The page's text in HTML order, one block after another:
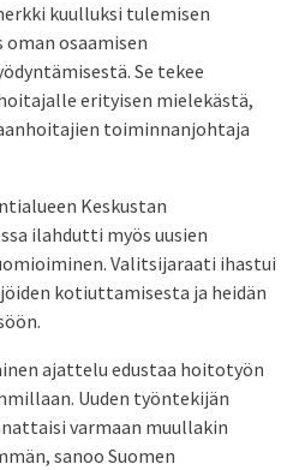
kuulluksi tulemisen
oman osaamisen
Se tekee
erityisen mielekästä,
toiminnanjohtaja
Keskustan
ilahdutti myös uusien
Valitsijaraati ihastui
kotiuttamisesta ja heidän
ajattelu edustaa hoitotyön
Uuden työntekijän
varmaan muullakin
sanoo Suomen